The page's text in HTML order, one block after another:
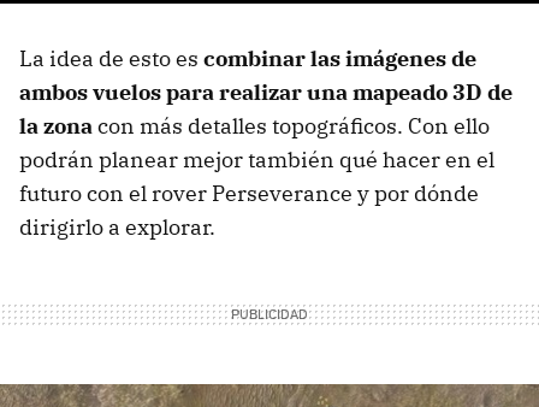
La idea de esto es combinar las imágenes de
ambos vuelos para realizar una mapeado 3D de
la zonacon más detalles topográficos. Con ello
podrán planear mejor también qué hacer en el
futuro con el rover Perseverance y por dónde
dirigirlo a explorar.